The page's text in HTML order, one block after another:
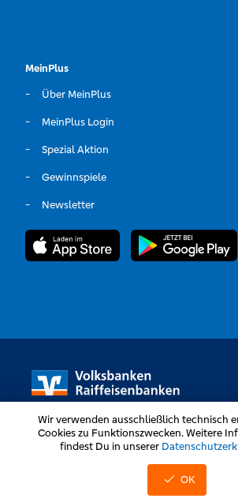
MeinPlus
Über MeinPlus
MeinPlus Login
Spezial Aktion
Gewinnspiele
Newsletter
Volksbanken Raiffeisenbanken © Alle
Wir verwenden ausschließlich technisch
Cookies zu Funktionszwecken. Weitere
findest Du in unserer
OK